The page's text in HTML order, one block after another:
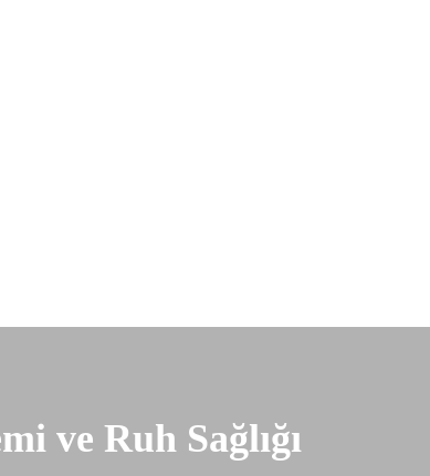
ve Ruh Sağlığı